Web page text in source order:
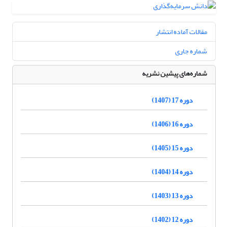
مقالات آماده انتشار
شماره جاری
شماره‌های پیشین نشریه
دوره 17 (1407)
دوره 16 (1406)
دوره 15 (1405)
دوره 14 (1404)
دوره 13 (1403)
دوره 12 (1402)